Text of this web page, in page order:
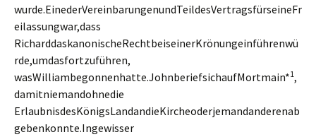
wurde.EinederVereinbarungenundTeildesVertragsfürseineFr
eilassungwar,dass
RicharddaskanonischeRechtbeiseinerKrönungeinführenwü
rde,umdasfortzuführen,
wasWilliambegonnenhatte.JohnberiefsichaufMortmain*1,
damitniemandohnedie
ErlaubnisdesKönigsLandandieKircheoderjemandanderenab
gebenkonnte.Ingewisser